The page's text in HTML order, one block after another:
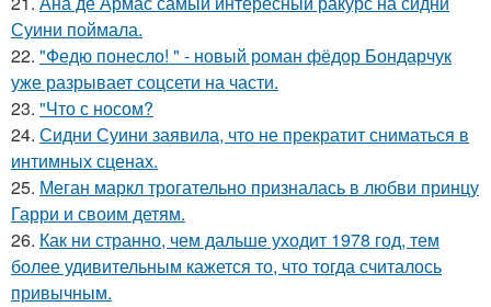
Суини поймала.
22. "Федю понесло! " - новый роман фёдор Бондарчук
уже разрывает соцсети на части.
23. "Что с носом?
24. Сидни Суини заявила, что не прекратит сниматься в
интимных сценах.
25. Меган маркл трогательно призналась в любви принцу
Гарри и своим детям.
26. Как ни странно, чем дальше уходит 1978 год, тем
более удивительным кажется то, что тогда считалось
привычным.